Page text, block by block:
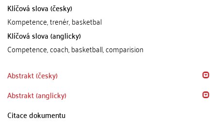
Klíčová slova (česky)
Kompetence, trenér, basketbal
Klíčová slova (anglicky)
Competence, coach, basketball, comparision
Abstrakt (česky)
Abstrakt (anglicky)
Citace dokumentu